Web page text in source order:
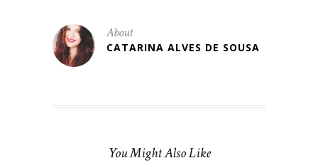
About
CATARINA ALVES DE SOUSA
You Might Also Like